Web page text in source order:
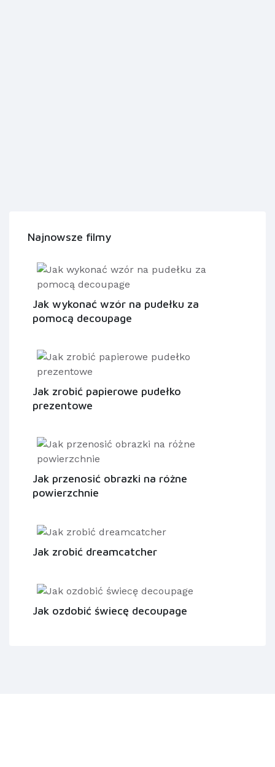
Najnowsze filmy
Jak wykonać wzór na pudełku za
pomocą decoupage
Jak zrobić papierowe pudełko
prezentowe
Jak przenosić obrazki na różne
powierzchnie
Jak zrobić dreamcatcher
Jak ozdobić świecę decoupage